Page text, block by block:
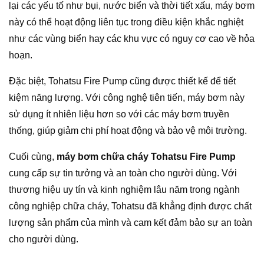
lại các yếu tố như bụi, nước biển và thời tiết xấu, máy bơm
này có thể hoạt động liên tục trong điều kiện khắc nghiệt
như các vùng biển hay các khu vực có nguy cơ cao về hỏa
hoạn.
Đặc biệt, Tohatsu Fire Pump cũng được thiết kế để tiết
kiệm năng lượng. Với công nghệ tiên tiến, máy bơm này
sử dụng ít nhiên liệu hơn so với các máy bơm truyền
thống, giúp giảm chi phí hoạt động và bảo vệ môi trường.
Cuối cùng, máy bơm chữa cháy Tohatsu Fire Pump
cung cấp sự tin tưởng và an toàn cho người dùng. Với
thương hiệu uy tín và kinh nghiệm lâu năm trong ngành
công nghiệp chữa cháy, Tohatsu đã khẳng định được chất
lượng sản phẩm của mình và cam kết đảm bảo sự an toàn
cho người dùng.